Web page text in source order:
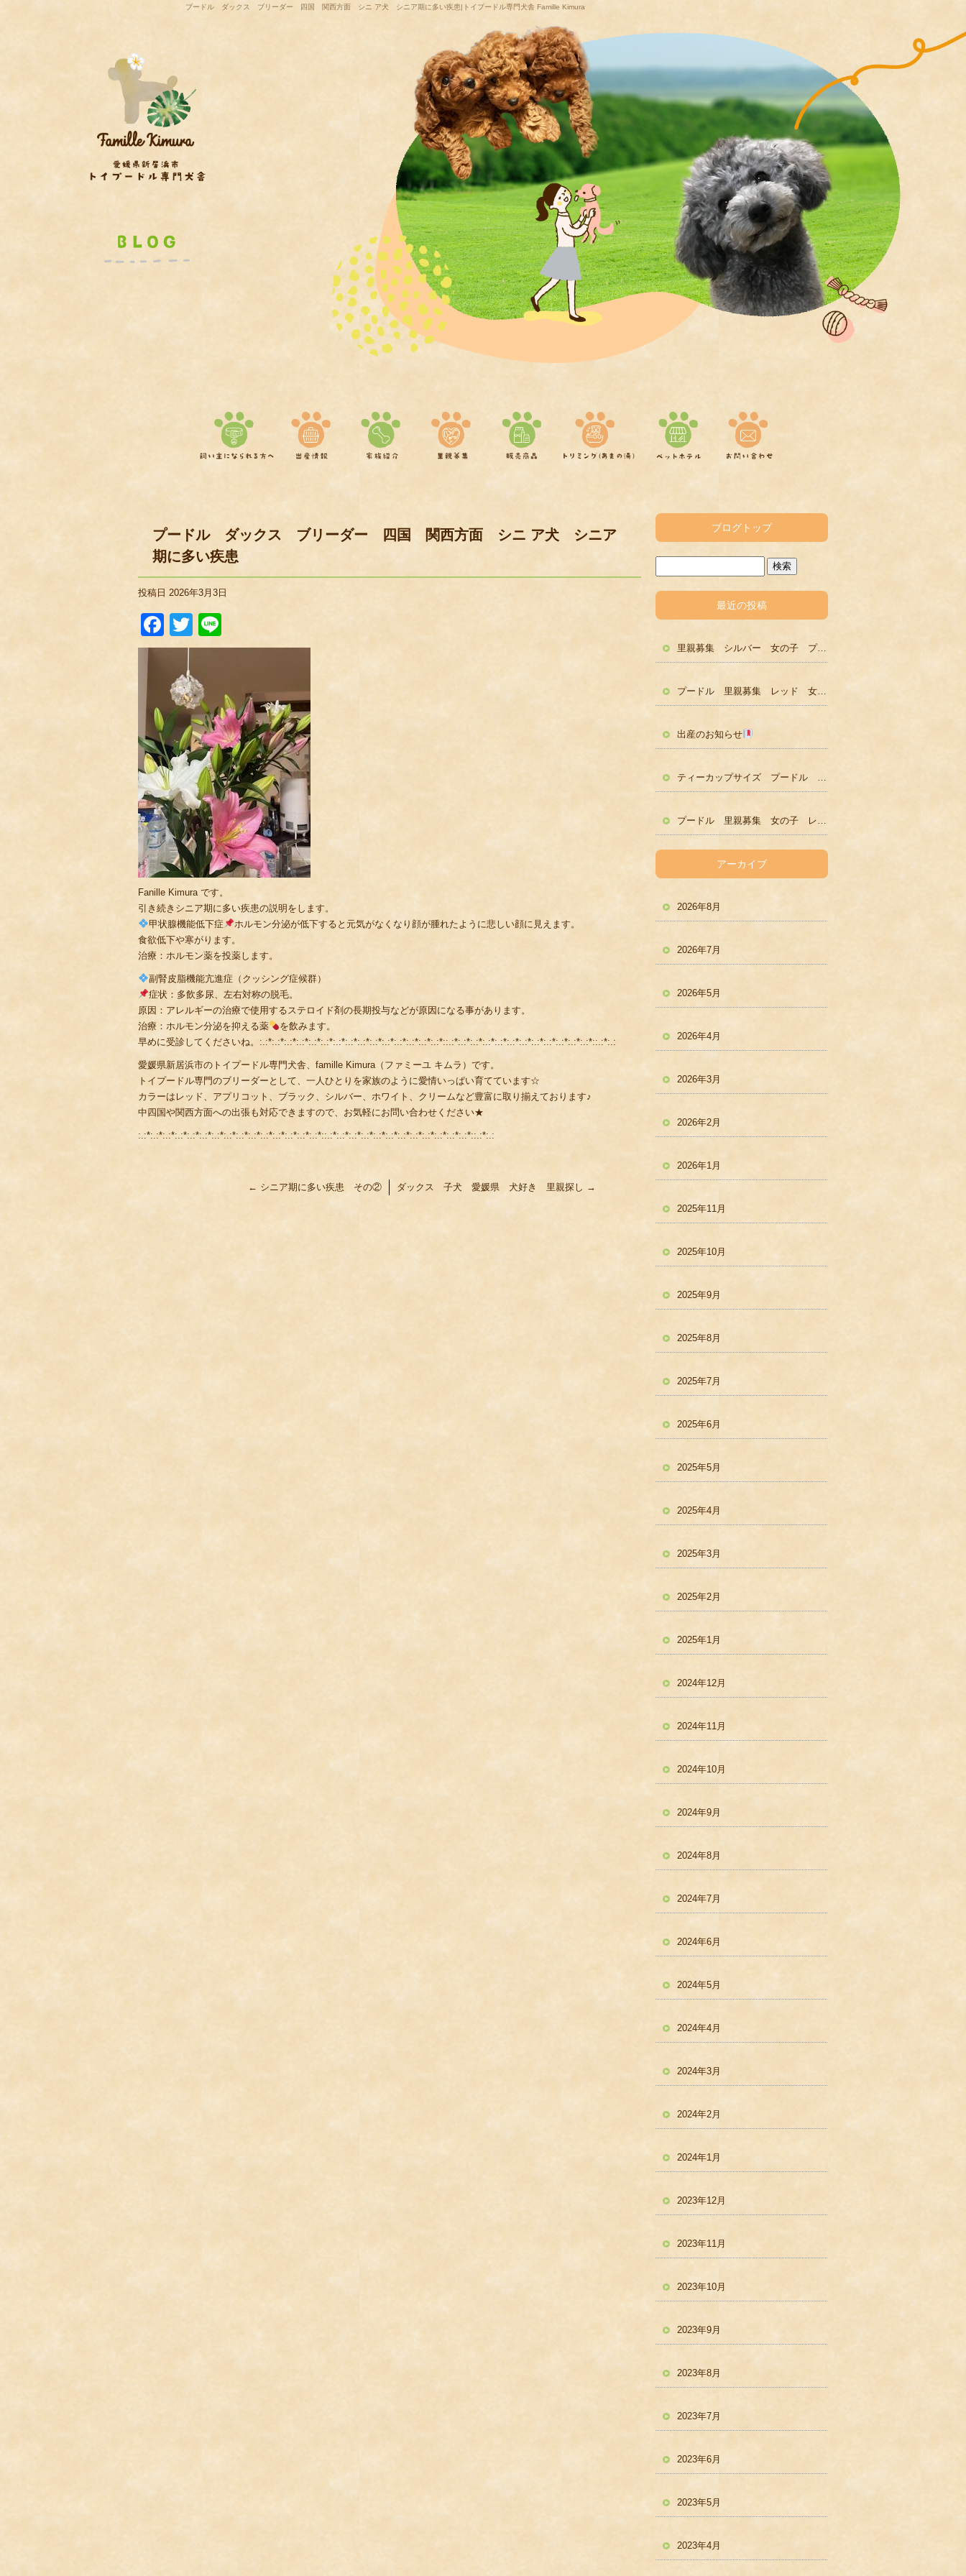
プードル ダックス ブリーダー 四国 関西方面 シニ ア犬 シニア期に多い疾患|トイプードル専門犬舎 Famille Kimura
プードル ダックス ブリーダー 四国 関西方面 シニ ア犬 シニア
期に多い疾患
投稿日 2026年3月3日
Facebook
Twitter
Fanille Kimura です。
引き続きシニア期に多い疾患の説明をします。
甲状腺機能低下症
ホルモン分泌が低下すると元気がなくなり顔が腫れたように悲しい顔に見えます。
食欲低下や寒がります。
治療：ホルモン薬を投薬します。
副腎皮脂機能亢進症（クッシング症候群）
症状：多飲多尿、左右対称の脱毛。
原因：アレルギーの治療で使用するステロイド剤の長期投与などが原因になる事があります。
治療：ホルモン分泌を抑える薬
を飲みます。
早めに受診してくださいね。:.:*:.:*:.:*:.:*:.:*:.:*:.:*:.:*:.:*:.:*:.:*:.:*:.:*:.:*:.:*::.:*:.:*:.:*:.:*:.:*:.:*:.:*:.:*:.:*:.:*:.:*:.:*::.:*:.:
愛媛県新居浜市のトイプードル専門犬舎、famille Kimura（ファミーユ キムラ）です。
トイプードル専門のブリーダーとして、一人ひとりを家族のように愛情いっぱい育てています☆
カラーはレッド、アプリコット、ブラック、シルバー、ホワイト、クリームなど豊富に取り揃えております♪
中四国や関西方面への出張も対応できますので、お気軽にお問い合わせください★
:.:*:.:*:.:*:.:*:.:*:.:*:.:*:.:*:.:*:.:*:.:*:.:*:.:*:.:*:.:*::.:*:.:*:.:*:.:*:.:*:.:*:.:*:.:*:.:*:.:*:.:*:.:*::.:*:.:
← シニア期に多い疾患 その② ダックス 子犬 愛媛県 犬好き 里親探し →
ブログトップ
最近の投稿
里親募集 シルバー 女の子 プードル かわいい
プードル 里親募集 レッド 女の子 かわいい
出産のお知らせ
ティーカップサイズ プードル レッド男の子 ２歳
プードル 里親募集 女の子 レッド
アーカイブ
2026年8月
2026年7月
2026年5月
2026年4月
2026年3月
2026年2月
2026年1月
2025年11月
2025年10月
2025年9月
2025年8月
2025年7月
2025年6月
2025年5月
2025年4月
2025年3月
2025年2月
2025年1月
2024年12月
2024年11月
2024年10月
2024年9月
2024年8月
2024年7月
2024年6月
2024年5月
2024年4月
2024年3月
2024年2月
2024年1月
2023年12月
2023年11月
2023年10月
2023年9月
2023年8月
2023年7月
2023年6月
2023年5月
2023年4月